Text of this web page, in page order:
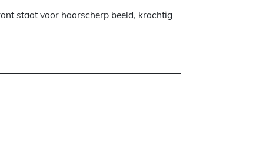
staat voor haarscherp beeld, krachtig